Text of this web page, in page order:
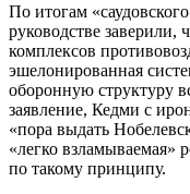
По итогам
руководстве заверили,
комплексов
эшелонированная
оборонную структуру
заявление, Кедми с
«пора выдать
«легко взламываемая»
по такому принципу.